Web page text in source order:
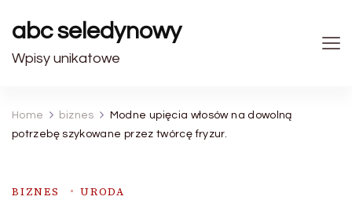
abc seledynowy
Wpisy unikatowe
Home biznes
Modne upięcia włosów na dowolną
potrzebę szykowane przez twórcę fryzur.
BIZNES URODA